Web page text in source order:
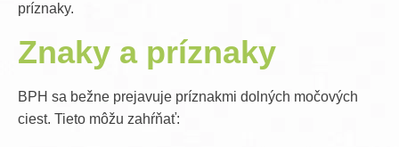
príznaky.
Znaky a príznaky
BPH sa bežne prejavuje príznakmi dolných močových
ciest. Tieto môžu zahŕňať: